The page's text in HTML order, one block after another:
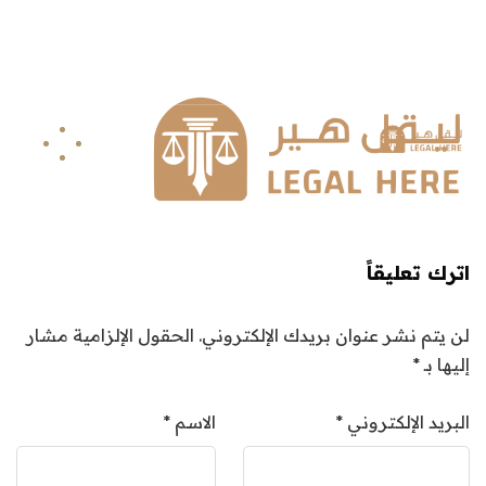
اترك تعليقاً
لن يتم نشر عنوان بريدك الإلكتروني. الحقول الإلزامية مشار
إليها بـ*
الاسم * البريد الإلكتروني *